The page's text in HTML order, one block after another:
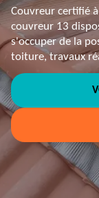
Couvreur certifié
couvreur 13
s'occuper de la
toiture, travaux